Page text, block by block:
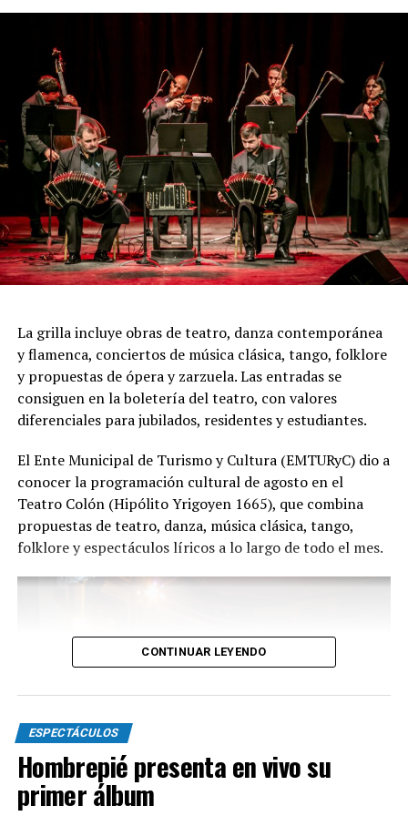
Incluye más de diez cambios de vestuario, un cuidado
diseño lumínico y escenas donde las diagonales, las
acrobacias, los firuletes y las coreografías
perfectamente sincronizadas convierten cada cuadro en
una demostración de virtuosismo, sensibilidad y trabajo
colectivo.
"Queremos que quienes todavía no conocen Tango
Furia descubran por qué el tango puede emocionar a
todas las generaciones. Y que quienes ya vivieron una de
nuestras funciones tengan ganas de volver, porque cada
función hay meses de ensayo y un enorme trabajo en
equipo para emocionar y sorprender al
público", expresa Emmanuel Marín.
distinguida con los Premios Estrella de Mar 2024 y
2026 como Mejor Espectáculo de Danza y con el Premio
Faro de Oro 2024. Además, Emmanuel Marín y Lola
Gutiérrez Rey obtuvieron el subcampeonato en el
Mundial de Tango de Buenos Aires.
realizar una gira por Europa. Además, recibió
la Declaración de Interés Cultural como Embajadores
cultura local.
La función del domingo 16 de agosto será una nueva
La grilla incluye obras de teatro, danza contemporánea
y flamenca, conciertos de música clásica, tango, folklore
y propuestas de ópera y zarzuela. Las entradas se
consiguen en la boletería del teatro, con valores
diferenciales para jubilados, residentes y estudiantes.
El Ente Municipal de Turismo y Cultura (EMTURyC) dio a
conocer la programación cultural de agosto en el
Teatro Colón (Hipólito Yrigoyen 1665), que combina
propuestas de teatro, danza, música clásica, tango,
folklore y espectáculos líricos a lo largo de todo el mes.
CONTINUAR LEYENDO
ESPECTÁCULOS
Hombrepié presenta en vivo su
primer álbum